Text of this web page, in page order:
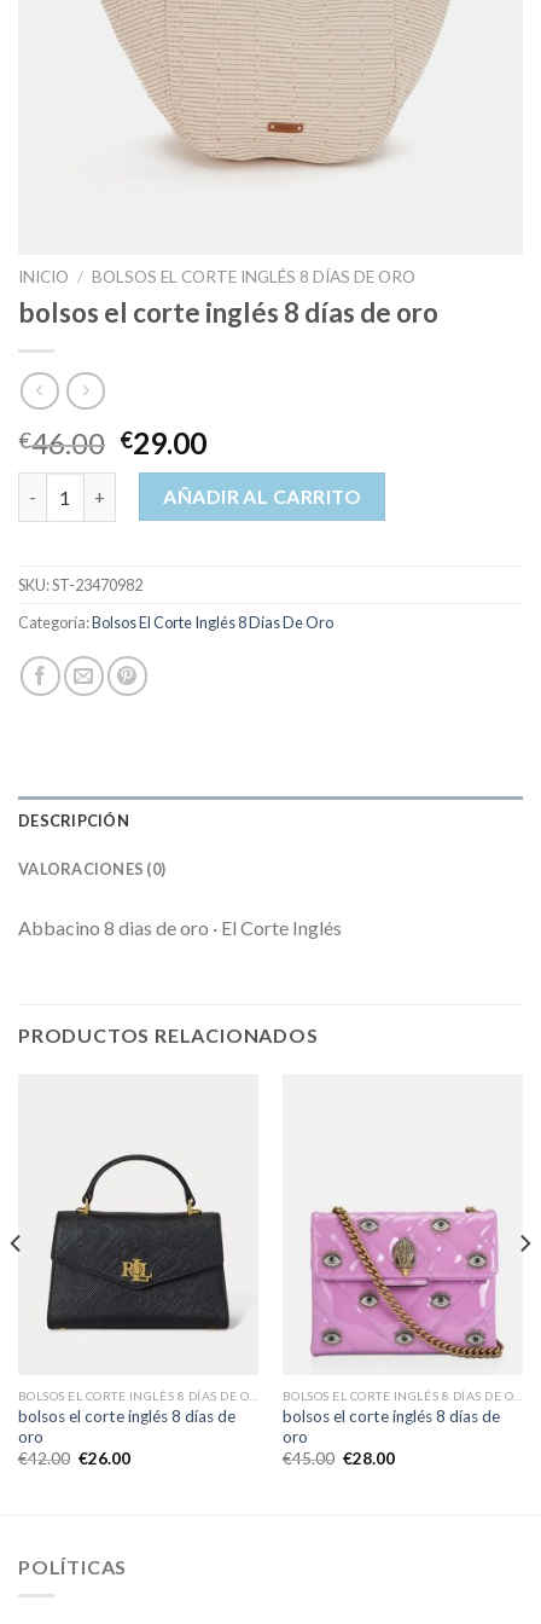
INICIO / BOLSOS EL CORTE INGLÉS 8 DÍAS DE ORO
bolsos el corte inglés 8 días de oro
€46.00 €29.00
bolsos el corte inglés 8 días de oro cantidad
AÑADIR AL CARRITO
SKU:ST-23470982
Categoría:Bolsos El Corte Inglés 8 Días De Oro
DESCRIPCIÓN
VALORACIONES (0)
Abbacino 8 dias de oro · El Corte Inglés
PRODUCTOS RELACIONADOS
bolsos el corte inglés 8 días de
oro
€42.00 €26.00
bolsos el corte inglés 8 días de
oro
€45.00 €28.00
POLÍTICAS